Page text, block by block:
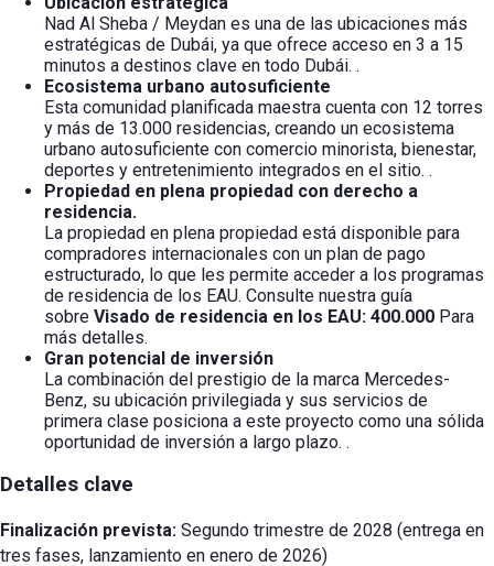
Nad Al Sheba / Meydan es una de las ubicaciones más
estratégicas de Dubái, ya que ofrece acceso en 3 a 15
minutos a destinos clave en todo Dubái. .
Ecosistema urbano autosuficiente
Esta comunidad planificada maestra cuenta con 12 torres
y más de 13.000 residencias, creando un ecosistema
urbano autosuficiente con comercio minorista, bienestar,
deportes y entretenimiento integrados en el sitio. .
Propiedad en plena propiedad con derecho a
residencia.
La propiedad en plena propiedad está disponible para
compradores internacionales con un plan de pago
estructurado, lo que les permite acceder a los programas
de residencia de los EAU. Consulte nuestra guía
sobre Visado de residencia en los EAU: 400.000 Para
más detalles.
Gran potencial de inversión
La combinación del prestigio de la marca Mercedes-
Benz, su ubicación privilegiada y sus servicios de
primera clase posiciona a este proyecto como una sólida
oportunidad de inversión a largo plazo. .
Detalles clave
Finalización prevista: Segundo trimestre de 2028 (entrega en
tres fases, lanzamiento en enero de 2026)